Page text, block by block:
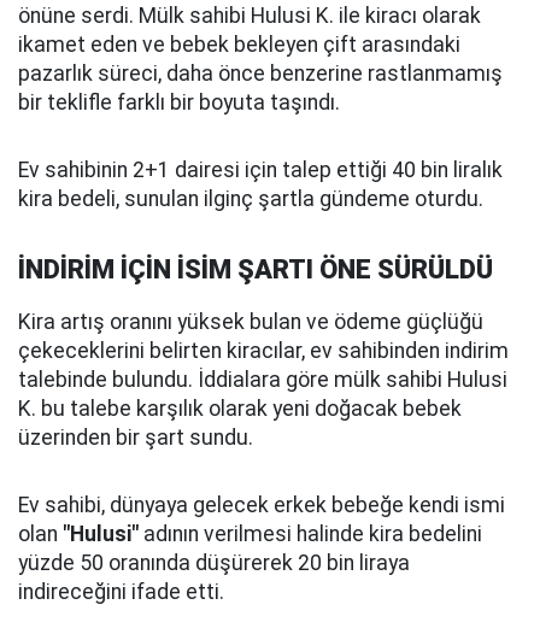
önüne serdi. Mülk sahibi Hulusi K. ile kiracı olarak
ikamet eden ve bebek bekleyen çift arasındaki
pazarlık süreci, daha önce benzerine rastlanmamış
bir teklifle farklı bir boyuta taşındı.
Ev sahibinin 2+1 dairesi için talep ettiği 40 bin liralık
kira bedeli, sunulan ilginç şartla gündeme oturdu.
İNDİRİM İÇİN İSİM ŞARTI ÖNE SÜRÜLDÜ
Kira artış oranını yüksek bulan ve ödeme güçlüğü
çekeceklerini belirten kiracılar, ev sahibinden indirim
talebinde bulundu. İddialara göre mülk sahibi Hulusi
K. bu talebe karşılık olarak yeni doğacak bebek
üzerinden bir şart sundu.
Ev sahibi, dünyaya gelecek erkek bebeğe kendi ismi
olan "Hulusi" adının verilmesi halinde kira bedelini
yüzde 50 oranında düşürerek 20 bin liraya
indireceğini ifade etti.